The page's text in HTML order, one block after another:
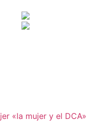
«la mujer y el DCA»